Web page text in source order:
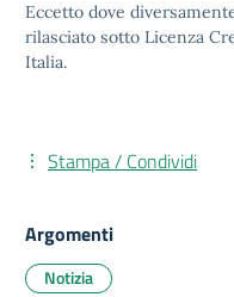
Eccetto dove
rilasciato sotto Licenza
Italia.
Stampa / Condividi
Argomenti
Notizia